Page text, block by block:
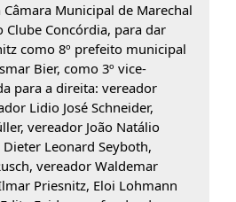
Municipal de Marechal
Clube Concórdia, para dar
como 8º prefeito municipal
Bier, como 3º vice-
para a direita: vereador
Lidio José Schneider,
vereador João Natálio
Leonard Seyboth,
vereador Waldemar
Priesnitz, Eloi Lohmann